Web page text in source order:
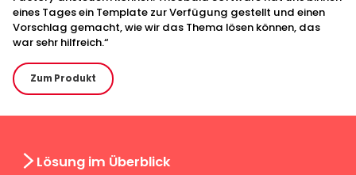
eines Tages ein Template zur Verfügung gestellt und einen
Vorschlag gemacht, wie wir das Thema lösen können, das
war sehr hilfreich.“
Zum Produkt
Lösung im Überblick